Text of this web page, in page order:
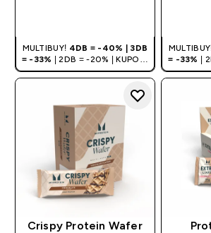
MULTIBUY! 4DB = -40% | 3DB
= -33%
| 2DB = -20% | KUPON:
DEALHU
= -33%
|
Crispy Protein Wafer